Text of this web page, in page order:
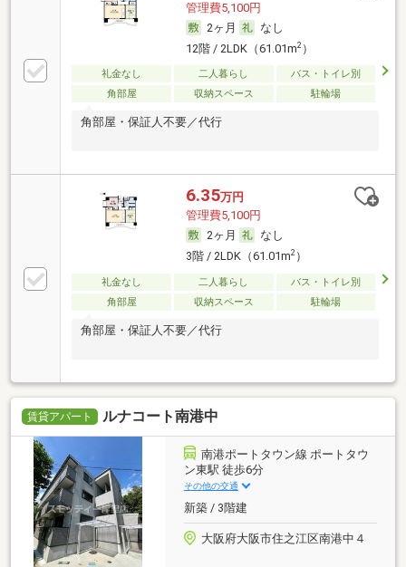
管理費5,100円
2ヶ月
なし
12階 / 2LDK（61.01m2）
礼金なし 二人暮らし
バス・トイレ別
角部屋
収納スペース 駐輪場
角部屋・保証人不要／代行
6.35万円
管理費5,100円
2ヶ月
なし
3階 / 2LDK（61.01m2）
礼金なし 二人暮らし
バス・トイレ別
角部屋
収納スペース 駐輪場
角部屋・保証人不要／代行
賃貸アパート ルナコート南港中
南港ポートタウン線 ポートタウ
ン東駅 徒歩6分
その他の交通
新築 / 3階建
大阪府大阪市住之江区南港中４